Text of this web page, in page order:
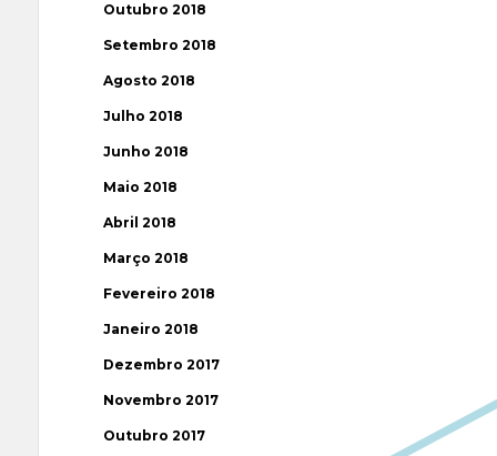
Outubro 2018
Setembro 2018
Agosto 2018
Julho 2018
Junho 2018
Maio 2018
Abril 2018
Março 2018
Fevereiro 2018
Janeiro 2018
Dezembro 2017
Novembro 2017
Outubro 2017